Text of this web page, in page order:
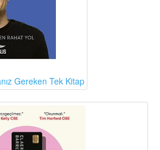
Gereken Tek Kitap